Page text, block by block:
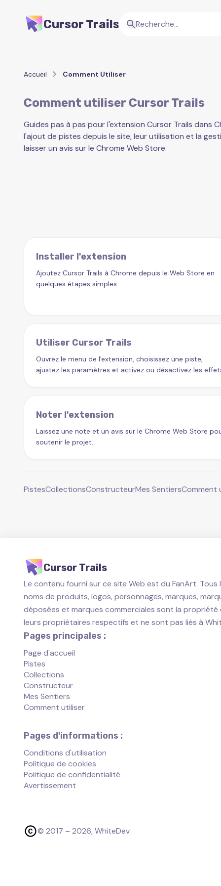
Cursor Trails
Accueil Comment Utiliser
Comment utiliser Cursor Trails
Guides pas à pas pour l'extension Cursor Trails dans
l'ajout de pistes depuis le site, leur utilisation et la
laisser un avis sur le Chrome Web Store.
Installer l'extension
Ajoutez Cursor Trails à Chrome depuis le Web Store en
quelques étapes simples.
Utiliser Cursor Trails
Ouvrez le menu de l'extension, choisissez une piste,
ajustez les paramètres et activez ou désactivez les
Noter l'extension
Laissez une note et un avis sur le Chrome Web Store
soutenir le projet.
PistesCollectionsConstructeurMes SentiersComment
Cursor Trails
Le contenu fourni sur ce site Web est du FanArt. Tous
noms de produits, logos, personnages, marques,
déposées et marques commerciales sont la propriété
leurs propriétaires respectifs et ne sont pas liés à
Pages principales :
Page d'accueil
Pistes
Collections
Constructeur
Mes Sentiers
Comment utiliser
Pages d'informations :
Conditions d'utilisation
Politique de cookies
Politique de confidentialité
Avertissement
© 2017 – 2026, WhiteDev